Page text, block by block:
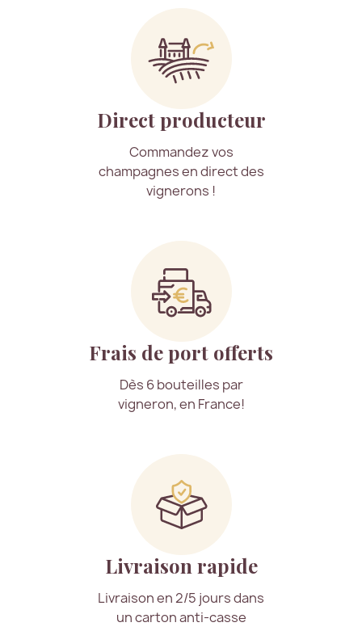
Direct producteur
Commandez vos
champagnes en direct des
vignerons !
Frais de port offerts
Dès 6 bouteilles par
vigneron, en France!
Livraison rapide
Livraison en 2/5 jours dans
un carton anti-casse